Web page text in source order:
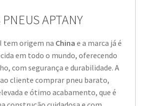
APTANY
tem origem na China e a marca já é
em todo o mundo, oferecendo
com segurança e durabilidade. A
cliente comprar pneu barato,
e ótimo acabamento, que é